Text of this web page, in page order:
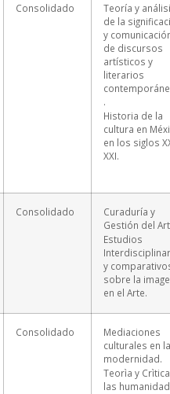
Consolidado
Teoría y
de la
y
de discursos
artísticos y
literarios
.
Historia de la
cultura en
en los siglos
XXI.
Consolidado
Curaduría y
Gestión del
Estudios
y
sobre la
en el Arte.
Consolidado
Mediaciones
culturales en la
modernidad.
Teorìa y
las